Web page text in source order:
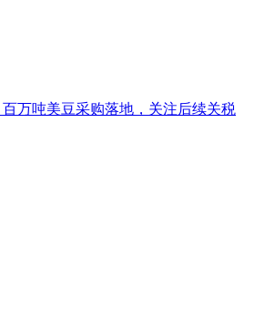
万吨美豆采购落地，关注后续关税